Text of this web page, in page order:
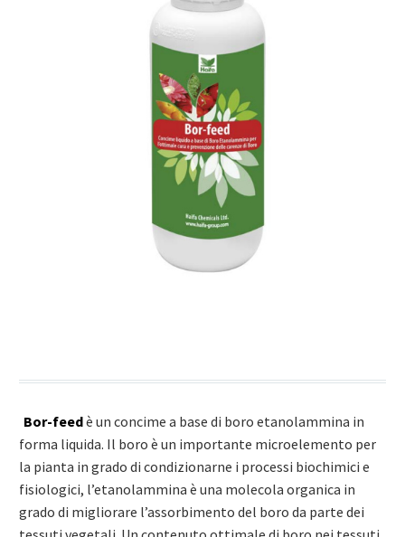
Bor-feedè un concime a base di boro etanolammina in
forma liquida. Il boro è un importante microelemento per
la pianta in grado di condizionarne i processi biochimici e
fisiologici, l’etanolammina è una molecola organica in
grado di migliorare l’assorbimento del boro da parte dei